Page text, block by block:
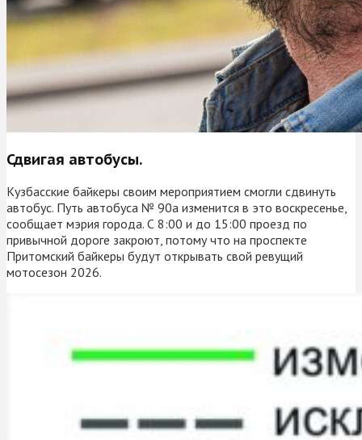
Сдвигая автобусы.
Кузбасские байкеры своим мероприятием смогли сдвинуть
автобус. Путь автобуса № 90а изменится в это воскресенье,
сообщает мэрия города. С 8:00 и до 15:00 проезд по
привычной дороге закроют, потому что на проспекте
Притомский байкеры будут открывать свой ревущий
мотосезон 2026.